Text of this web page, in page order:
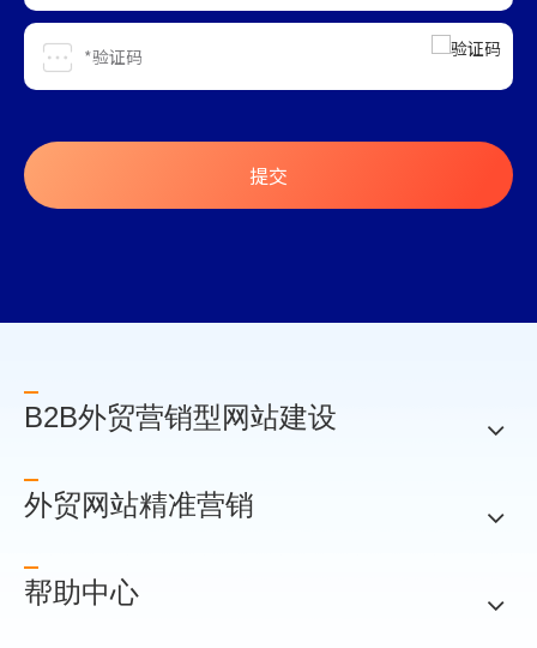
提交
B2B外贸营销型网站建设
外贸网站精准营销
帮助中心